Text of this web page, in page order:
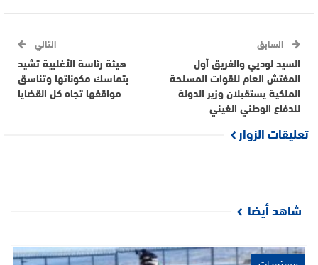
السابق
السيد لوديي والفريق أول
المفتش العام للقوات المسلحة
الملكية يستقبلان وزير الدولة
للدفاع الوطني الغيني
التالي
هيئة رئاسة الأغلبية تشيد
بتماسك مكوناتها وتناسق
مواقفها تجاه كل القضايا
تعليقات الزوار
شاهد أيضا